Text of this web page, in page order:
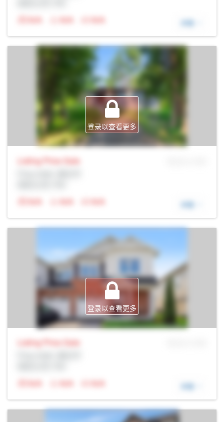
N/A
N/A N/A 详细
登录以查看更多
Listing Price Sale
N/A
N/A N/A 详细
登录以查看更多
Listing Price Sale
N/A
N/A N/A 详细